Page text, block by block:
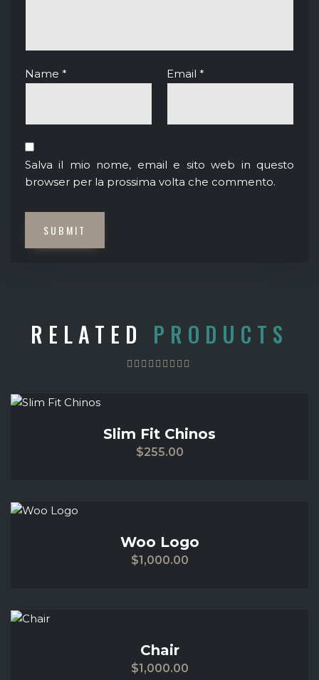
Name * Email *
Salva il mio nome, email e sito web in questo
browser per la prossima volta che commento.
RELATED PRODUCTS
Slim Fit Chinos
$255.00
Aggiungi
desideri
Woo Logo
$1,000.00
desideri
Chair
$1,000.00